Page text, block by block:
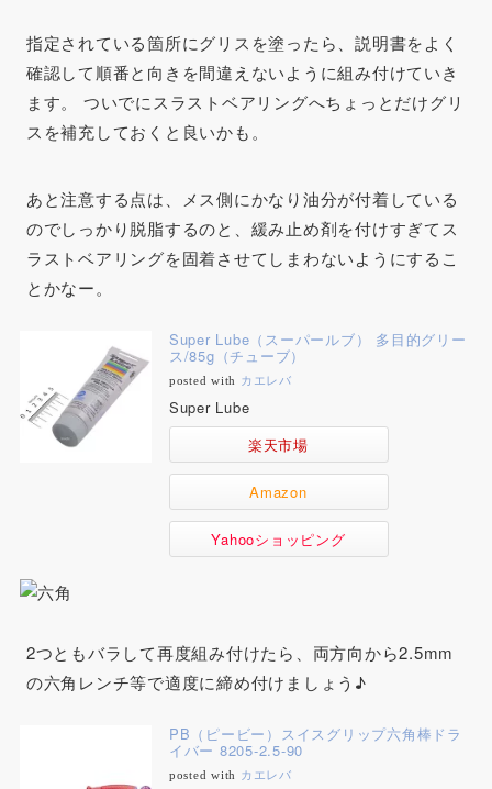
指定されている箇所にグリスを塗ったら、説明書をよく
確認して順番と向きを間違えないように組み付けていき
ます。 ついでにスラストベアリングへちょっとだけグリ
スを補充しておくと良いかも。
あと注意する点は、メス側にかなり油分が付着している
のでしっかり脱脂するのと、緩み止め剤を付けすぎてス
ラストベアリングを固着させてしまわないようにするこ
とかなー。
Super Lube（スーパールブ） 多目的グリー
ス/85g（チューブ）
posted with カエレバ
Super Lube
楽天市場
Amazon
Yahooショッピング
2つともバラして再度組み付けたら、両方向から2.5mm
の六角レンチ等で適度に締め付けましょう♪
PB（ピービー）スイスグリップ六角棒ドラ
イバー 8205-2.5-90
posted with カエレバ